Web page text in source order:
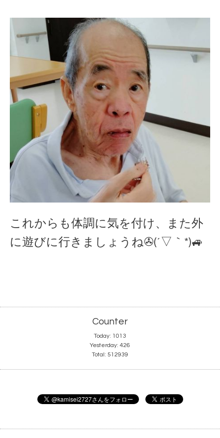
これからも体調に気を付け、また外
に遊びに行きましょうね✇(´▽｀*)🚙
Counter
Today: 1013
Yesterday: 426
Total: 512939